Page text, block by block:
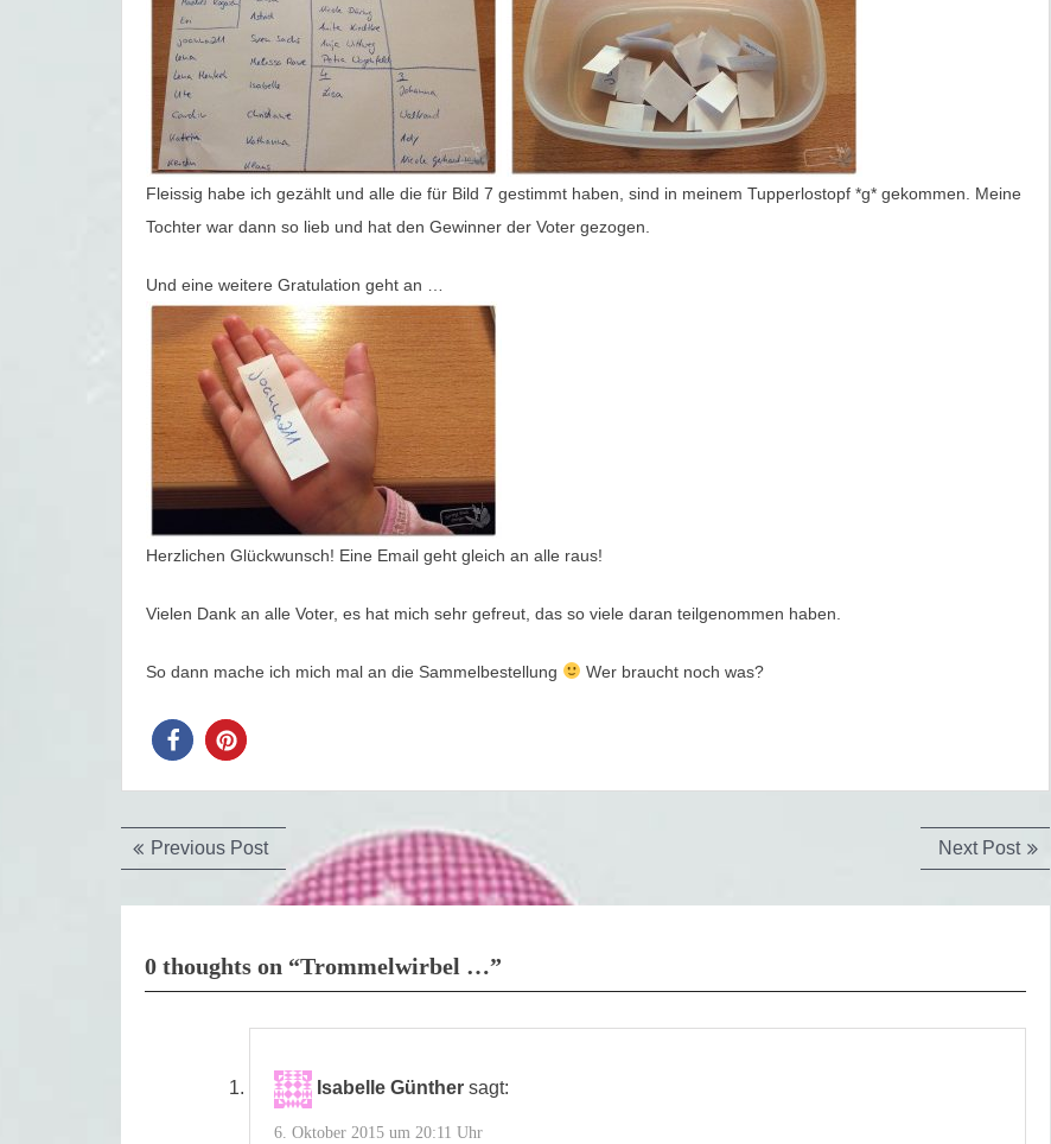
Fleissig habe ich gezählt und alle die für Bild 7 gestimmt haben, sind in meinem Tupperlostopf *g* gekommen. Meine
Tochter war dann so lieb und hat den Gewinner der Voter gezogen.
Und eine weitere Gratulation geht an …
Herzlichen Glückwunsch! Eine Email geht gleich an alle raus!
Vielen Dank an alle Voter, es hat mich sehr gefreut, das so viele daran teilgenommen haben.
So dann mache ich mich mal an die Sammelbestellung Wer braucht noch was?
Beitragsnavigation
Previous PostPrevious
post:
Next PostNext
post:
0 thoughts on “Trommelwirbel …”
Isabelle Günther sagt:
6. Oktober 2015 um 20:11 Uhr